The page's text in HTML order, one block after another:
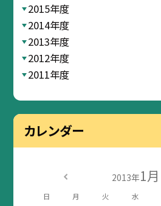
2015年度
2014年度
2013年度
2012年度
2011年度
カレンダー
2013年1月
日 月 火 水